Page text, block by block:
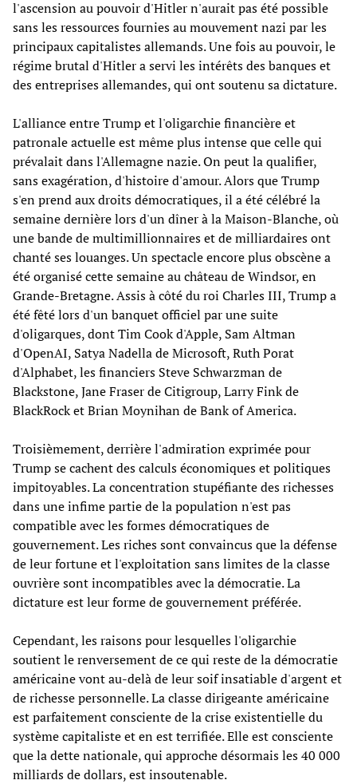
l'ascension au pouvoir d'Hitler n'aurait pas été possible
sans les ressources fournies au mouvement nazi par les
principaux capitalistes allemands. Une fois au pouvoir, le
régime brutal d'Hitler a servi les intérêts des banques et
des entreprises allemandes, qui ont soutenu sa dictature.
L'alliance entre Trump et l'oligarchie financière et
patronale actuelle est même plus intense que celle qui
prévalait dans l'Allemagne nazie. On peut la qualifier,
sans exagération, d'histoire d'amour. Alors que Trump
s'en prend aux droits démocratiques, il a été célébré la
semaine dernière lors d'un dîner à la Maison-Blanche, où
une bande de multimillionnaires et de milliardaires ont
chanté ses louanges. Un spectacle encore plus obscène a
été organisé cette semaine au château de Windsor, en
Grande-Bretagne. Assis à côté du roi Charles III, Trump a
été fêté lors d'un banquet officiel par une suite
d'oligarques, dont Tim Cook d'Apple, Sam Altman
d'OpenAI, Satya Nadella de Microsoft, Ruth Porat
d'Alphabet, les financiers Steve Schwarzman de
Blackstone, Jane Fraser de Citigroup, Larry Fink de
BlackRock et Brian Moynihan de Bank of America.
Troisièmement, derrière l'admiration exprimée pour
Trump se cachent des calculs économiques et politiques
impitoyables. La concentration stupéfiante des richesses
dans une infime partie de la population n'est pas
compatible avec les formes démocratiques de
gouvernement. Les riches sont convaincus que la défense
de leur fortune et l'exploitation sans limites de la classe
ouvrière sont incompatibles avec la démocratie. La
dictature est leur forme de gouvernement préférée.
Cependant, les raisons pour lesquelles l'oligarchie
soutient le renversement de ce qui reste de la démocratie
américaine vont au-delà de leur soif insatiable d'argent et
de richesse personnelle. La classe dirigeante américaine
est parfaitement consciente de la crise existentielle du
système capitaliste et en est terrifiée. Elle est consciente
que la dette nationale, qui approche désormais les 40 000
milliards de dollars, est insoutenable.